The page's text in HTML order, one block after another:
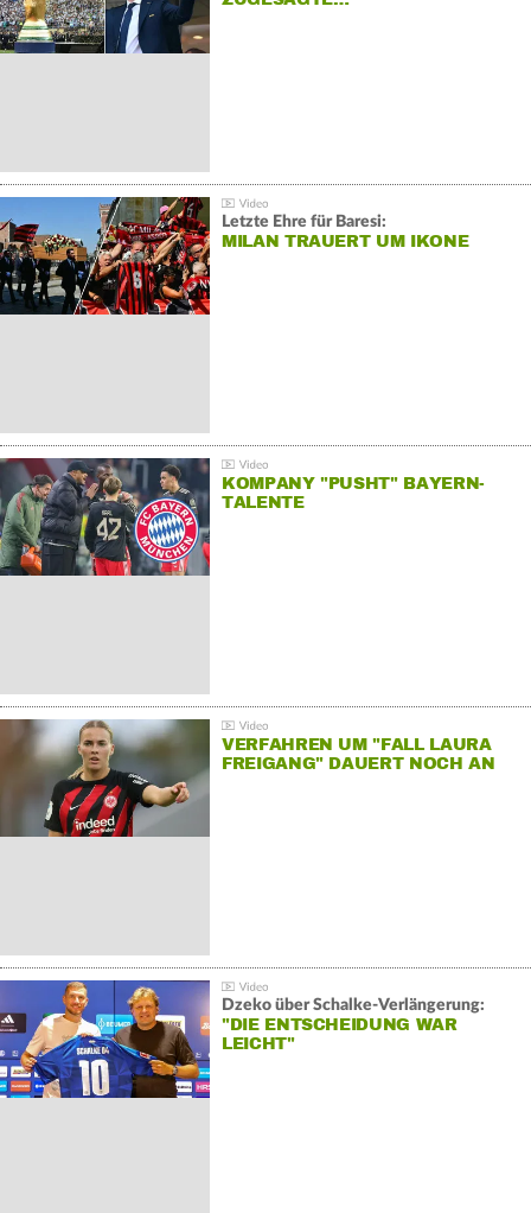
Letzte Ehre für Baresi:
MILAN TRAUERT UM IKONE
KOMPANY "PUSHT" BAYERN-
TALENTE
VERFAHREN UM "FALL LAURA
FREIGANG" DAUERT NOCH AN
Dzeko über Schalke-Verlängerung:
"DIE ENTSCHEIDUNG WAR
LEICHT"